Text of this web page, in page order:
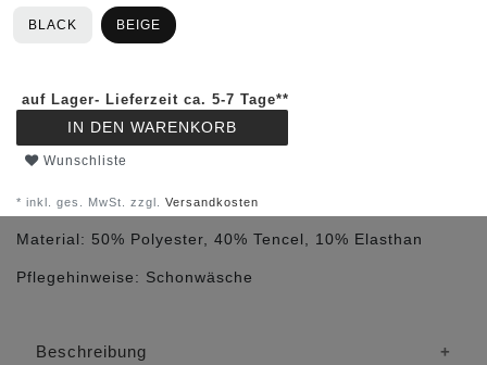
BLACK BEIGE
auf Lager- Lieferzeit ca. 5-7 Tage**
IN DEN WARENKORB
Wunschliste
* inkl. ges. MwSt. zzgl. Versandkosten
Material: 50% Polyester, 40% Tencel, 10% Elasthan
Pflegehinweise: Schonwäsche
Beschreibung